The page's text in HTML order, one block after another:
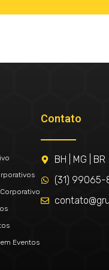
Eventos
Contato
BH | MG | BR
(31)